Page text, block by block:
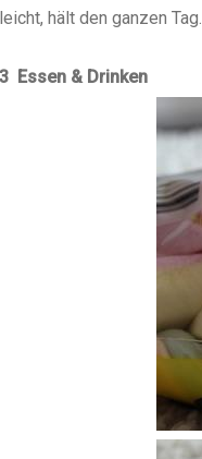
leicht, hält den ganzen Tag.
3 Essen & Drinken